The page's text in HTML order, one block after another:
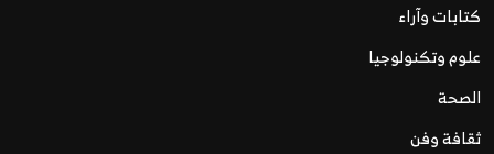
كتابات وآراء
علوم وتكنولوجيا
الصحة
ثقافة وفن